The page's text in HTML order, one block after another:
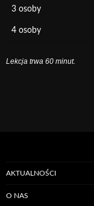
3 osoby
4 osoby
Lekcja trwa 60 minut.
AKTUALNOŚCI
O NAS